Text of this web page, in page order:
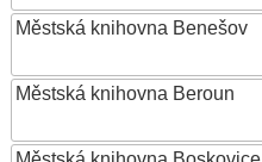
Městská knihovna Benešov
Městská knihovna Beroun